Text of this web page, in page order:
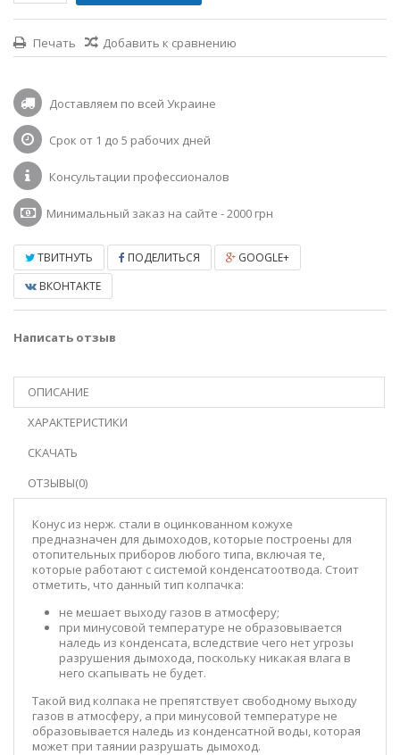
Печать Добавить к сравнению
Доставляем по всей Украине
Срок от 1 до 5 рабочих дней
Консультации профессионалов
Минимальный заказ на сайте - 2000 грн
ТВИТНУТЬ ПОДЕЛИТЬСЯ
GOOGLE+
ВКОНТАКТЕ
Написать отзыв
ОПИСАНИЕ
ХАРАКТЕРИСТИКИ
СКАЧАТЬ
ОТЗЫВЫ(0)
Конус из нерж. стали в оцинкованном кожухе
предназначен для дымоходов, которые построены для
отопительных приборов любого типа, включая те,
которые работают с системой конденсатоотвода. Стоит
отметить, что данный тип колпачка:
не мешает выходу газов в атмосферу;
при минусовой температуре не образовывается
наледь из конденсата, вследствие чего нет угрозы
разрушения дымохода, поскольку никакая влага в
него скапывать не будет.
Такой вид колпака не препятствует свободному выходу
газов в атмосферу, а при минусовой температуре не
образовывается наледь из конденсатной воды, которая
может при таянии разрушать дымоход.